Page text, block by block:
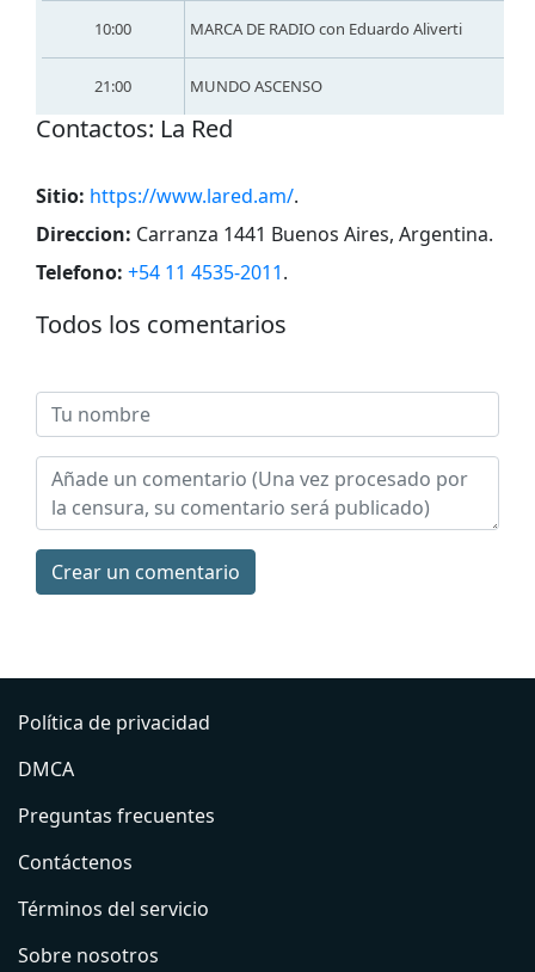
10:00 MARCA DE RADIO con Eduardo Aliverti
21:00 MUNDO ASCENSO
Сontactos: La Red
Sitio: https://www.lared.am/.
Direccion: Carranza 1441 Buenos Aires, Argentina.
Telefono: +54 11 4535-2011.
Todos los comentarios
Сrear un comentario
Política de privacidad
DMCA
Preguntas frecuentes
Contáctenos
Términos del servicio
Sobre nosotros